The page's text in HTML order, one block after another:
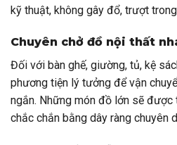
kỹ thuật, không gây đổ, trượt
Chuyên chở đồ nội thất
Đối với bàn ghế, giường, tủ, kệ
phương tiện lý tưởng để vận
ngắn. Những món đồ lớn sẽ được
chắc chắn bằng dây ràng chuyên